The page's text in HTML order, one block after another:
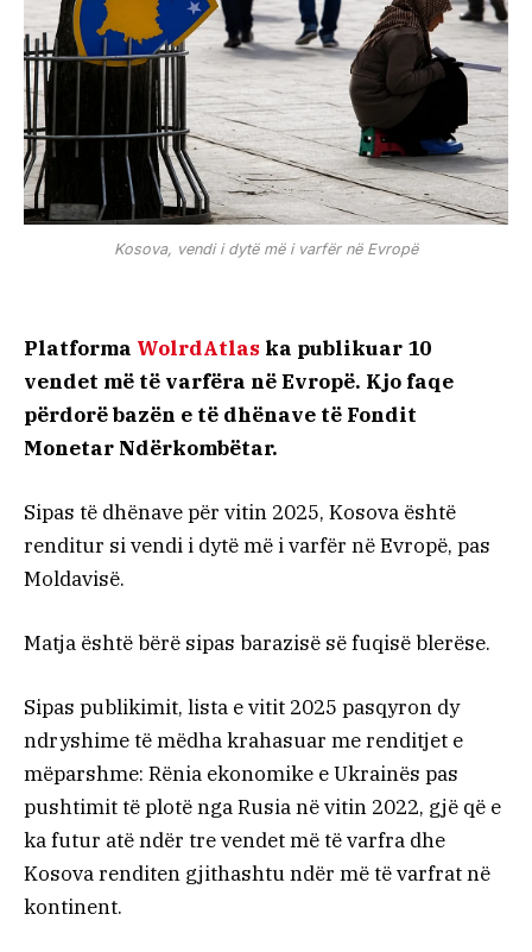
Kosova, vendi i dytë më i varfër në Evropë
Platforma WolrdAtlas ka publikuar 10
vendet më të varfëra në Evropë. Kjo faqe
përdorë bazën e të dhënave të Fondit
Monetar Ndërkombëtar.
Sipas të dhënave për vitin 2025, Kosova është
renditur si vendi i dytë më i varfër në Evropë, pas
Moldavisë.
Matja është bërë sipas barazisë së fuqisë blerëse.
Sipas publikimit, lista e vitit 2025 pasqyron dy
ndryshime të mëdha krahasuar me renditjet e
mëparshme: Rënia ekonomike e Ukrainës pas
pushtimit të plotë nga Rusia në vitin 2022, gjë që e
ka futur atë ndër tre vendet më të varfra dhe
Kosova renditen gjithashtu ndër më të varfrat në
kontinent.